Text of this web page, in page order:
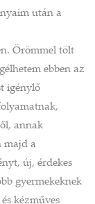
után a
Örömmel tölt
ebben az
igénylő
annak
majd a
új, érdekes
gyermekeknek
kézműves